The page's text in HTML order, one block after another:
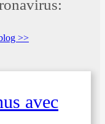
>>
avec